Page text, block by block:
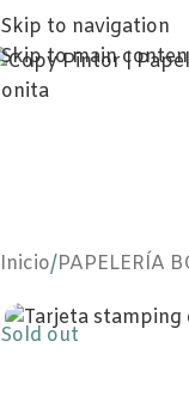
Skip to navigation
Skip to main
Inicio/PAPELERÍA
Sold out